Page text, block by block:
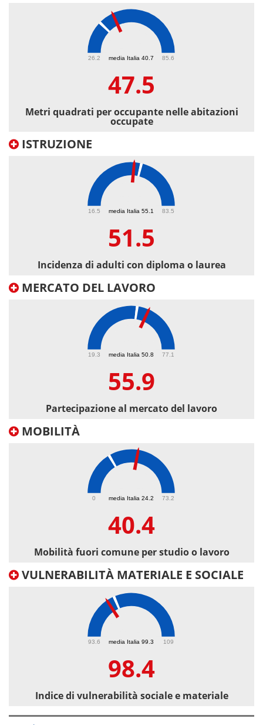
media Italia 40.7
26.2 85.6
47.5
Metri quadrati per occupante nelle abitazioni
occupate
ISTRUZIONE
media Italia 55.1
16.5 83.5
51.5
Incidenza di adulti con diploma o laurea
MERCATO DEL LAVORO
media Italia 50.8
19.3 77.1
55.9
Partecipazione al mercato del lavoro
MOBILITÀ
media Italia 24.2
0 73.2
40.4
Mobilità fuori comune per studio o lavoro
VULNERABILITÀ MATERIALE E SOCIALE
media Italia 99.3
93.6 109
98.4
Indice di vulnerabilità sociale e materiale